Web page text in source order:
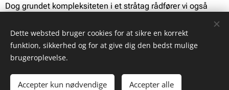
Dog grundet kompleksiteten i et stråtag rådfører vi også
udfører en algebehandling af stråtag.
Dette websted bruger cookies for at sikre en korrekt
funktion, sikkerhed og for at give dig den bedst mulige
brugeroplevelse.
Accepter kun nødvendige Accepter alle